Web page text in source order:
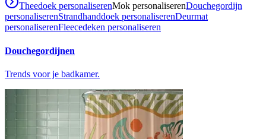
Theedoek personaliserenMok personaliserenDouchegordijn
personaliserenStrandhanddoek personaliserenDeurmat
personaliserenFleecedeken personaliseren
Douchegordijnen
Trends voor je badkamer.